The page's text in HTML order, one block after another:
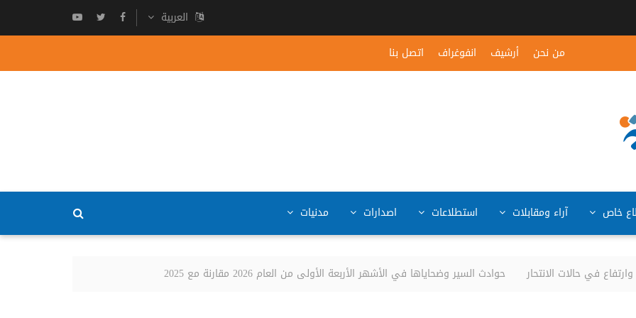
العربية
من نحن
أرشيف انفوغراف اتصل بنا
خاص آراء ومقابلات استطلاعات اصدارات مدنيات
حوادث السير وضحاياها في الأشهر الأربعة الأولى من العام 2026 مقارنة مع 2025 في حالات الانتحار